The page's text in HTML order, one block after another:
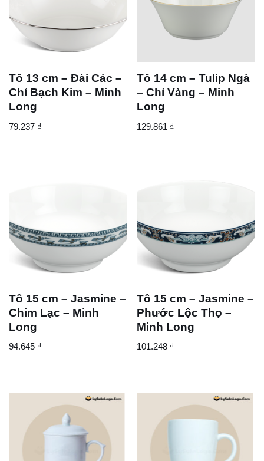
Tô 13 cm – Đài Các –
Chỉ Bạch Kim – Minh
Long
79.237 ₫
Tô 14 cm – Tulip Ngà
– Chỉ Vàng – Minh
Long
129.861 ₫
Tô 15 cm – Jasmine –
Chim Lạc – Minh
Long
94.645 ₫
Tô 15 cm – Jasmine –
Phước Lộc Thọ –
Minh Long
101.248 ₫